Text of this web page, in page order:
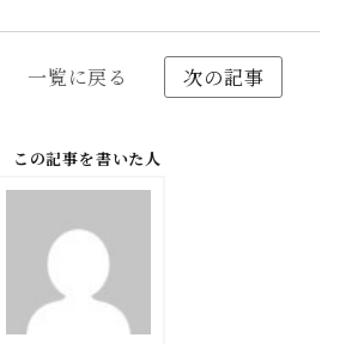
一覧に戻る 次の記事
この記事を書いた人